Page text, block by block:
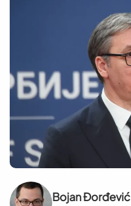
Bojan Đorđević